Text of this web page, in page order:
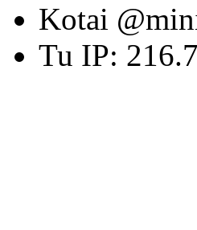
Kotai
Tu IP: